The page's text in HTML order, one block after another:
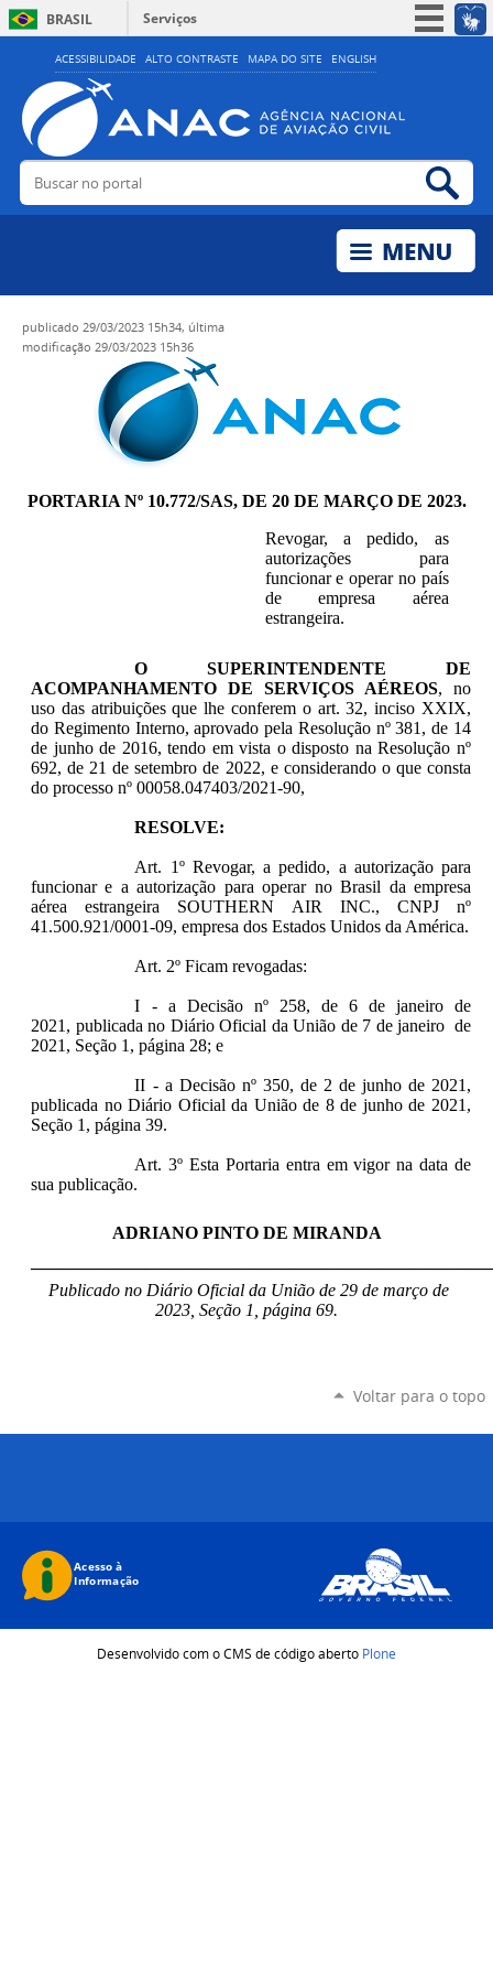
ACESSIBILIDADE ALTO CONTRASTE MAPA DO SITE ENGLISH
BRASIL
Serviços
Simplifique!
Acesso à informação
Legislação
Buscar no portal
publicado 29/03/2023 15h34, última
modificação 29/03/2023 15h36
PORTARIA Nº 10.772/SAS, DE 20 DE MARÇO DE 2023.
Revogar, a pedido, as
autorizações para
funcionar e operar no país
de empresa aérea
estrangeira.
O SUPERINTENDENTE DE
ACOMPANHAMENTO DE SERVIÇOS AÉREOS, no
uso das atribuições que lhe conferem o art. 32, inciso XXIX,
do Regimento Interno, aprovado pela Resolução nº 381, de 14
de junho de 2016, tendo em vista o disposto na Resolução nº
692, de 21 de setembro de 2022, e considerando o que consta
do processo nº 00058.047403/2021-90,
RESOLVE:
Art. 1º Revogar, a pedido, a autorização para
funcionar e a autorização para operar no Brasil da empresa
aérea estrangeira SOUTHERN AIR INC.,
CNPJ nº
41.500.921/0001-09, empresa dos Estados Unidos da América.
Art. 2º Ficam revogadas:
I - a Decisão nº 258, de 6 de janeiro de
2021, publicada no Diário Oficial da União de 7 de janeiro de
2021, Seção 1, página 28; e
II - a Decisão nº 350, de 2 de junho de 2021,
publicada no Diário Oficial da União de 8 de junho de 2021,
Seção 1, página 39.
Art. 3º Esta Portaria entra em vigor na data de
sua publicação.
ADRIANO PINTO DE MIRANDA
Publicado no Diário Oficial da União de 29 de março de
2023, Seção 1, página 69.
Voltar para o topo
Desenvolvido com o CMS de código aberto Plone